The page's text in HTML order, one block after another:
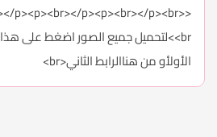
<p>
</p><p><br></p><p><br></p><br>
<br>لتحميل جميع الصور اضغط على هذا الرابط من هنا<br>
الأولأو من هناالرابط الثاني<br>